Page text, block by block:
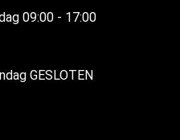
09:00 - 17:00
GESLOTEN